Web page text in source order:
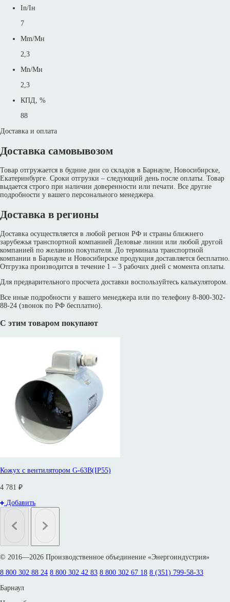
In/Iн
7
Mm/Mн
2,3
Mn/Mн
2,3
КПД, %
88
Доставка и оплата
Доставка самовывозом
Товар отгружается в будние дни со складов в Барнауле, Новосибирске,
Екатеринбурге. Сроки отгрузки – следующий день после оплаты. Товар
выдается строго при наличии доверенности или печати. Все другие
подробности у вашего персонального менеджера.
Доставка в регионы
Доставка осуществляется в любой регион РФ и страны ближнего
зарубежья транспортной компанией Деловые линии или любой другой
компанией по желанию покупателя. До терминала транспортной
компании в Барнауле и Новосибирске продукция доставляется бесплатно.
Отгрузка производится в течение 1 – 3 рабочих дней с момента оплаты.
Для предварительного просчета доставки воспользуйтесь калькулятором.
Все иные подробности у вашего менеджера или по телефону 8-800-302-
88-24 (звонок по РФ бесплатно).
С этим товаром покупают
Кожух с вентилятором G-63B(IP55)
4 781 ₽
Добавить
© 2016—2026 Производственное объединение «Энергоиндустрия»
8 800 302 88 24 8 800 302 42 83 8 800 302 67 18 8 (351) 799-58-33
Барнаул